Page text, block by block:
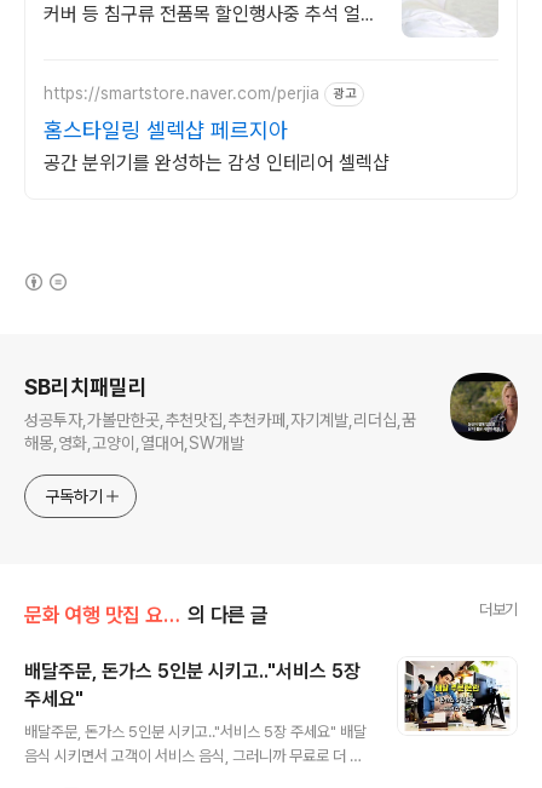
커버 등 침구류 전품목 할인행사중 추석 얼리
https://smartstore.naver.com/perjia 광고
홈스타일링 셀렉샵 페르지아
공간 분위기를 완성하는 감성 인테리어 셀렉샵
SB리치패밀리
성공투자,가볼만한곳,추천맛집,추천카페,자기계발,리더십,꿈
해몽,영화,고양이,열대어,SW개발
구독하기
문화 여행 맛집 요리 헬스 의 다른 글 더보기
배달주문, 돈가스 5인분 시키고.."서비스 5장
주세요"
배달주문, 돈가스 5인분 시키고.."서비스 5장 주세요" 배달
음식 시키면서 고객이 서비스 음식, 그러니까 무료로 더 많